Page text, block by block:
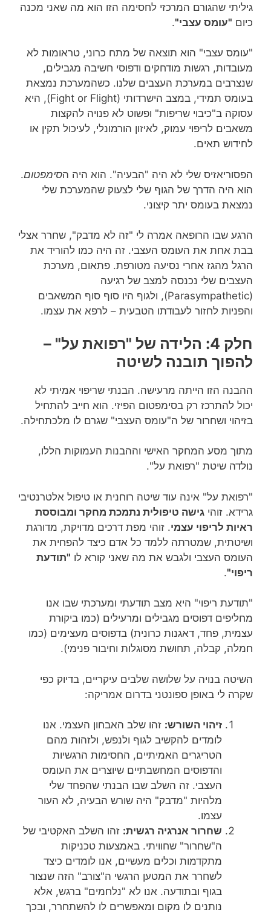
גיליתי שהגורם המרכזי לחסימה הזו הוא מה שאני מכנה
כיום "עומס עצבי".
"עומס עצבי" הוא תוצאה של מתח כרוני, טראומות לא
מעובדות, רגשות מודחקים ודפוסי חשיבה מגבילים,
שנצרבים במערכת העצבים שלנו. כשהמערכת נמצאת
בעומס תמידי, במצב הישרדותי (Fight or Flight), היא
עסוקה ב"כיבוי שריפות" ופשוט לא פנויה להקצות
משאבים לריפוי עמוק, לאיזון הורמונלי, לעיכול תקין או
לחידוש תאים.
הפסוריאזיס שלי לא היה "הבעיה". הוא היה הסימפטום.
הוא היה הדרך של הגוף שלי לצעוק שהמערכת שלי
נמצאת בעומס יתר קיצוני.
הרגע שבו הרופאה אמרה לי "זה לא מדבק", שחרר אצלי
בבת אחת את העומס העצבי. זה היה כמו להוריד את
הרגל מהגז אחרי נסיעה מטורפת. פתאום, מערכת
העצבים שלי נכנסה למצב של רגיעה
(Parasympathetic), ולגוף היו סוף סוף המשאבים
והפניות לחזור לעבודתו הטבעית – לרפא את עצמו.
חלק 4: הלידה של "רפואת על" –
להפוך תובנה לשיטה
ההבנה הזו הייתה מרעישה. הבנתי שריפוי אמיתי לא
יכול להתרכז רק בסימפטום הפיזי. הוא חייב להתחיל
בזיהוי ושחרור של ה"עומס העצבי" שגרם לו מלכתחילה.
מתוך מסע המחקר האישי וההבנות העמוקות הללו,
נולדה שיטת "רפואת על".
"רפואת על" אינה עוד שיטה רוחנית או טיפול אלטרנטיבי
גרידא. זוהי גישה טיפולית נתמכת מחקר ומבוססת
ראיות לריפוי עצמי. זוהי מפת דרכים מדויקת, מדורגת
ושיטתית, שמטרתה ללמד כל אדם כיצד להפחית את
העומס העצבי ולגבש את מה שאני קורא לו "תודעת
ריפוי".
"תודעת ריפוי" היא מצב תודעתי ומערכתי שבו אנו
מחליפים דפוסים מגבילים ומרעילים (כמו ביקורת
עצמית, פחד, דאגנות כרונית) בדפוסים מעצימים (כמו
חמלה, קבלה, תחושת מסוגלות וחיבור פנימי).
השיטה בנויה על שלושה שלבים עיקריים, בדיוק כפי
שקרה לי באופן ספונטני בדרום אמריקה:
זיהוי השורש: זהו שלב האבחון העצמי. אנו
לומדים להקשיב לגוף ולנפש, ולזהות מהם
הטריגרים האמיתיים, החסימות הרגשיות
והדפוסים המחשבתיים שיוצרים את העומס
העצבי. זה השלב שבו הבנתי שהפחד שלי
מלהיות "מדבק" היה שורש הבעיה, לא העור
עצמו.
שחרור אנרגיה רגשית: זהו השלב האקטיבי של
ה"שחרור" שחוויתי. באמצעות טכניקות
מתקדמות וכלים מעשיים, אנו לומדים כיצד
לשחרר את המטען הרגשי ה"צורב" הזה שנצור
בגוף ובתודעה. אנו לא "נלחמים" ברגש, אלא
נותנים לו מקום ומאפשרים לו להשתחרר, ובכך